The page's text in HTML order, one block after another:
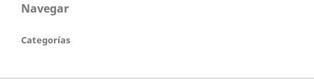
Navegar
Categorías